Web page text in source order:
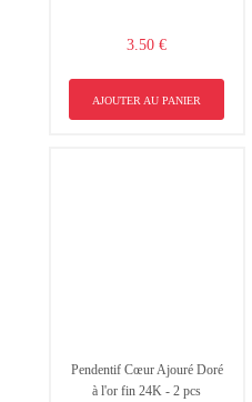
3.50 €
AJOUTER AU PANIER
Pendentif Cœur Ajouré Doré
à l'or fin 24K - 2 pcs